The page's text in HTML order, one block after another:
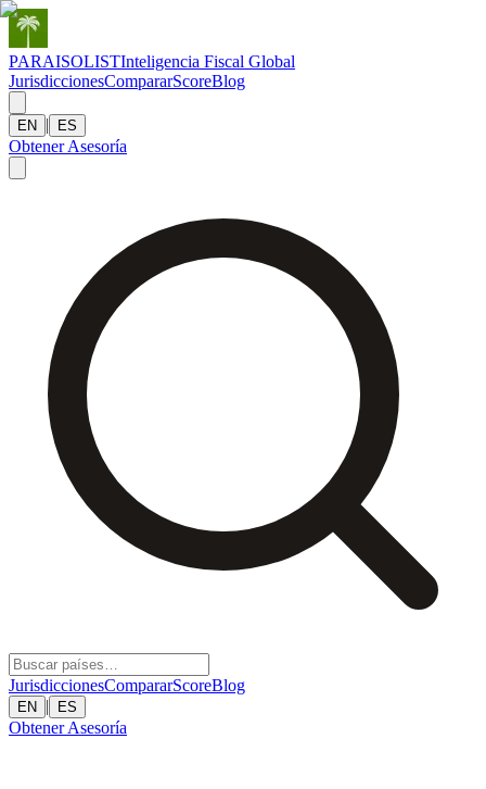
PARAISOLISTInteligencia Fiscal Global
JurisdiccionesCompararScoreBlog
EN | ES
Obtener Asesoría
JurisdiccionesCompararScoreBlog
EN | ES
Obtener Asesoría